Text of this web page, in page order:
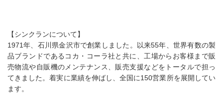
【シンクランについて】
1971年、石川県金沢市で創業しました。以来55年、世界有数の製
品ブランドであるコカ・コーラ社と共に、工場からお客様まで販
売物流や自販機のメンテナンス、販売支援などをトータルで担っ
てきました。着実に業績を伸ばし、全国に150営業所を展開してい
ます。